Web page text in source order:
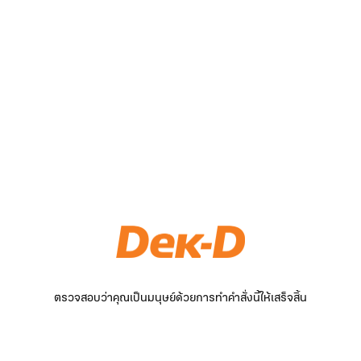
ตรวจสอบว่าคุณเป็นมนุษย์ด้วยการทำคำสั่งนี้ให้เสร็จสิ้น